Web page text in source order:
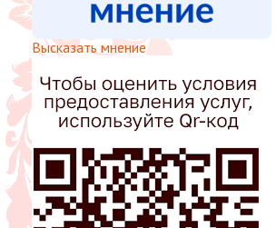
Высказать мнение